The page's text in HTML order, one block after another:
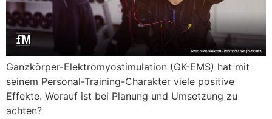
Ganzkörper-Elektromyostimulation (GK-EMS) hat mit
seinem Personal-Training-Charakter viele positive
Effekte. Worauf ist bei Planung und Umsetzung zu
achten?